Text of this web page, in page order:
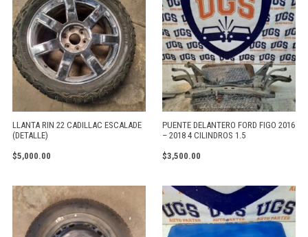
LLANTA RIN 22 CADILLAC ESCALADE
(DETALLE)
$5,000.00
PUENTE DELANTERO FORD FIGO 2016
– 2018 4 CILINDROS 1.5
$3,500.00